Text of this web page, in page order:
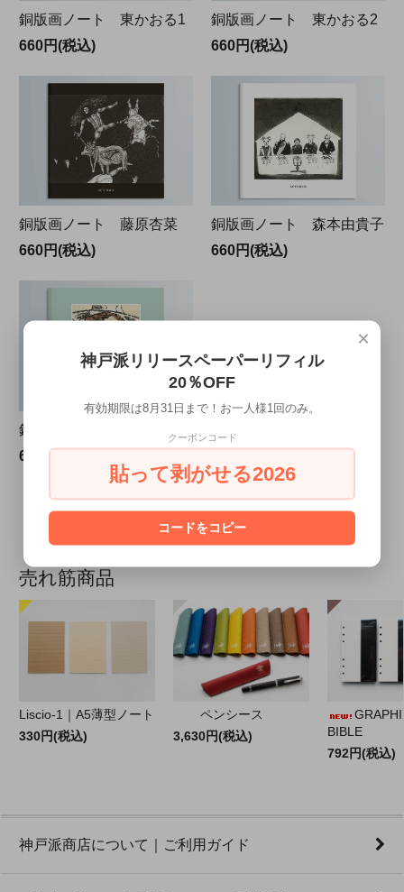
銅版画ノート 東かおる1
660円(税込)
銅版画ノート 東かおる2
660円(税込)
銅版画ノート 藤原杏菜
660円(税込)
銅版画ノート 森本由貴子
660円(税込)
銅版画ノート 吉田千秋
660円(税込)
11 1 11
売れ筋商品
Liscio-1｜A5薄型ノート
330円(税込)
ペンシース
3,630円(税込)
BIBLE
792円(税込)
神戸派商店について｜ご利用ガイド
×
神戸派リリースペーパーリフィル
20％OFF
有効期限は8月31日まで！お一人様1回のみ。
クーポンコード
貼って剥がせる2026
コードをコピー